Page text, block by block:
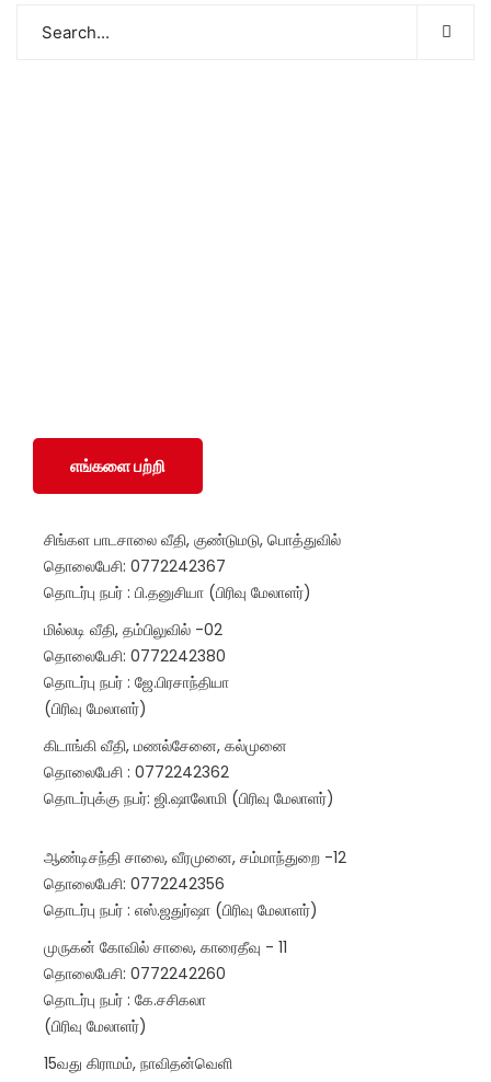
எங்களை பற்றி
சிங்கள பாடசாலை வீதி, குண்டுமடு, பொத்துவில்
தொலைபேசி: 0772242367
தொடர்பு நபர் : பி.தனுசியா (பிரிவு மேலாளர்)
மில்லடி வீதி, தம்பிலுவில் -02
தொலைபேசி: 0772242380
தொடர்பு நபர் : ஜே.பிரசாந்தியா
(பிரிவு மேலாளர்)
கிடாங்கி வீதி, மணல்சேனை, கல்முனை
தொலைபேசி : 0772242362
தொடர்புக்கு நபர்: ஜி.ஷாலோமி (பிரிவு மேலாளர்)
ஆண்டிசந்தி சாலை, வீரமுனை, சம்மாந்துறை -12
தொலைபேசி: 0772242356
தொடர்பு நபர் : எஸ்.ஜதுர்ஷா (பிரிவு மேலாளர்)
முருகன் கோவில் சாலை, காரைதீவு - 11
தொலைபேசி: 0772242260
தொடர்பு நபர் : கே.சசிகலா
(பிரிவு மேலாளர்)
15வது கிராமம், நாவிதன்வெளி